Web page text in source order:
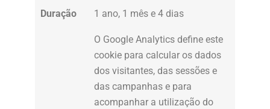
Duração 1 ano, 1 mês e 4 dias
O Google Analytics define este
cookie para calcular os dados
dos visitantes, das sessões e
das campanhas e para
acompanhar a utilização do